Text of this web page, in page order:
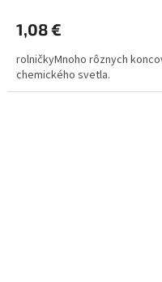
1,08 €
rolničkyMnoho rôznych
chemického svetla.